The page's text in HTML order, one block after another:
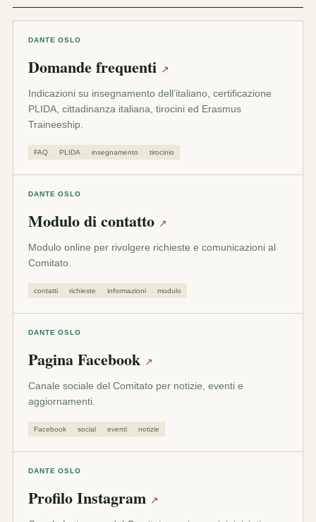
DANTE OSLO
Domande frequenti ↗
Indicazioni su insegnamento dell’italiano, certificazione
PLIDA, cittadinanza italiana, tirocini ed Erasmus
Traineeship.
FAQ PLIDA insegnamento tirocinio
DANTE OSLO
Modulo di contatto ↗
Modulo online per rivolgere richieste e comunicazioni al
Comitato.
contatti richieste informazioni modulo
DANTE OSLO
Pagina Facebook ↗
Canale sociale del Comitato per notizie, eventi e
aggiornamenti.
Facebook social eventi notizie
DANTE OSLO
Profilo Instagram ↗